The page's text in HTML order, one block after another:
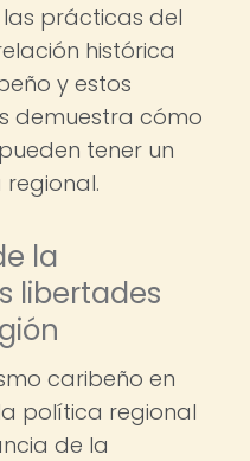
prácticas del
histórica
y estos
demuestra cómo
tener un
la
libertades
caribeño en
política regional
de la